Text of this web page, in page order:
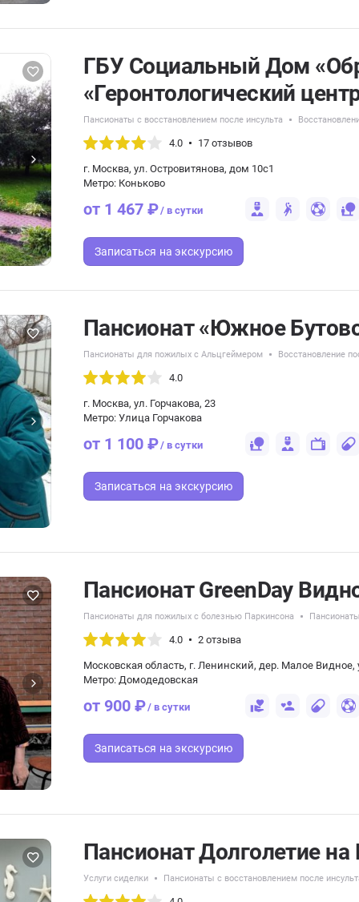
ГБУ Социальный Дом
«Геронтологический
Пансионаты с восстановлением после инсульта
4.0 17 отзывов
г. Москва, ул. Островитянова, дом 10с1
Метро: Коньково
от 1 467 ₽/ в сутки
Записаться на экскурсию
Пансионат «Южное
Пансионаты для пожилых с Альцгеймером Восстановление
4.0
г. Москва, ул. Горчакова, 23
Метро: Улица Горчакова
от 1 100 ₽/ в сутки
Записаться на экскурсию
Пансионат GreenDay
Пансионаты для пожилых с болезнью Паркинсона
4.0 2 отзыва
Московская область, г. Ленинский, дер. Малое Видное,
Метро: Домодедовская
от 900 ₽/ в сутки
Записаться на экскурсию
Пансионат Долголетие
Услуги сиделки Пансионаты с восстановлением после